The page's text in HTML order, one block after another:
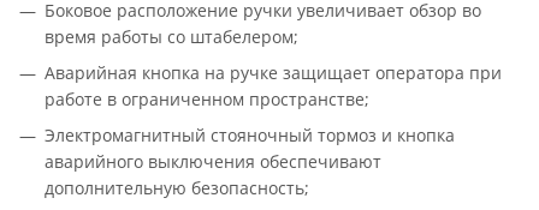
Боковое расположение ручки увеличивает обзор во
время работы со штабелером;
Аварийная кнопка на ручке защищает оператора при
работе в ограниченном пространстве;
Электромагнитный стояночный тормоз и кнопка
аварийного выключения обеспечивают
дополнительную безопасность;